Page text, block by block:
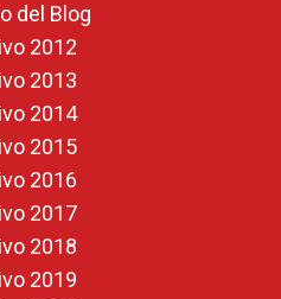
del Blog
2012
2013
2014
2015
2016
2017
2018
2019